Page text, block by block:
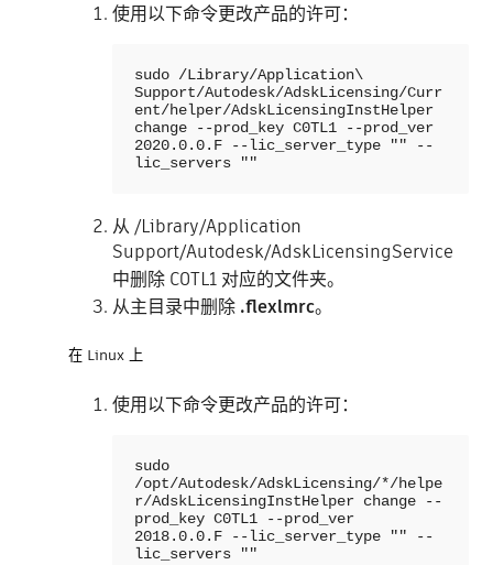
使用以下命令更改产品的许可：
sudo /Library/Application\
Support/Autodesk/AdskLicensing/Curr
ent/helper/AdskLicensingInstHelper
change --prod_key C0TL1 --prod_ver
2020.0.0.F --lic_server_type "" --
lic_servers ""
从 /Library/Application
Support/Autodesk/AdskLicensingService
中删除 C0TL1 对应的文件夹。
从主目录中删除 .flexlmrc。
在 Linux 上
使用以下命令更改产品的许可：
sudo
/opt/Autodesk/AdskLicensing/*/helpe
r/AdskLicensingInstHelper change --
prod_key C0TL1 --prod_ver
2018.0.0.F --lic_server_type "" --
lic_servers ""